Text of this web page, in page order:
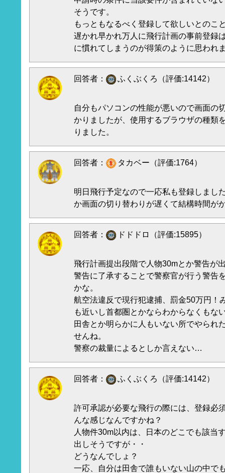
そうです。
もっともなるべく登録して欲しいとのこ
遅かれ早かれ万人に飛行計画の事前登録
に慣れてしまうのが得策のように思われ
回答者： ふくぶくろ（評価:14142）
自分もパソコンの性能が悪いので画面の
かりましたが、使用するブラウザの種類
りました。
回答者： タカベー（評価:1764）
明日飛行予定なので一応私も登録しまし
か画面の切り替わりが遅くて結構時間が
回答者： ドドドロ（評価:15895）
飛行計画提出段階で人物30mとか警告が
警告に了承することで警察官が行う警告
かな。
航空法違反で現行犯逮捕、罰金50万円！
も近いし首都圏とかならわからなくもな
田舎とか明らかに人もいない所でやられ
せんね。
警察の裁量によるとしか言えない…
回答者： ふくぶくろ（評価:14142）
許可承認が必要な飛行の際には、登録必
んな感じなんですかね？
人物件30m以内は、日本のどこでも該当
出しそうですが・・
どうなんでしょ？
一応、自分は田舎で誰もいない山の中で